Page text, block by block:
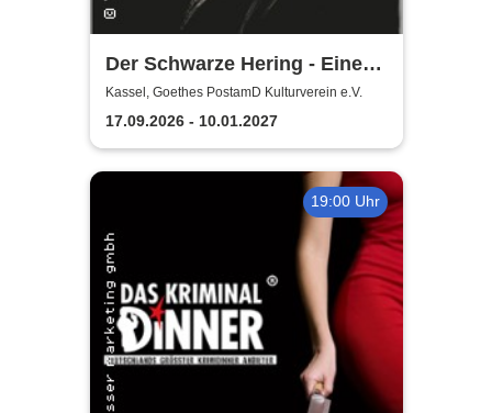
Der Schwarze Hering - Eine
Farce Noir
Kassel, Goethes PostamD Kulturverein e.V.
17.09.2026 - 10.01.2027
19:00 Uhr